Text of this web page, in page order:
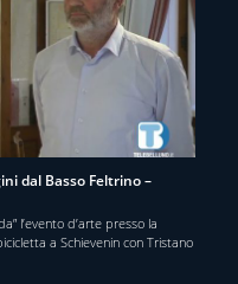
dal Basso Feltrino –
l’evento d’arte presso la
a Schievenin con Tristano